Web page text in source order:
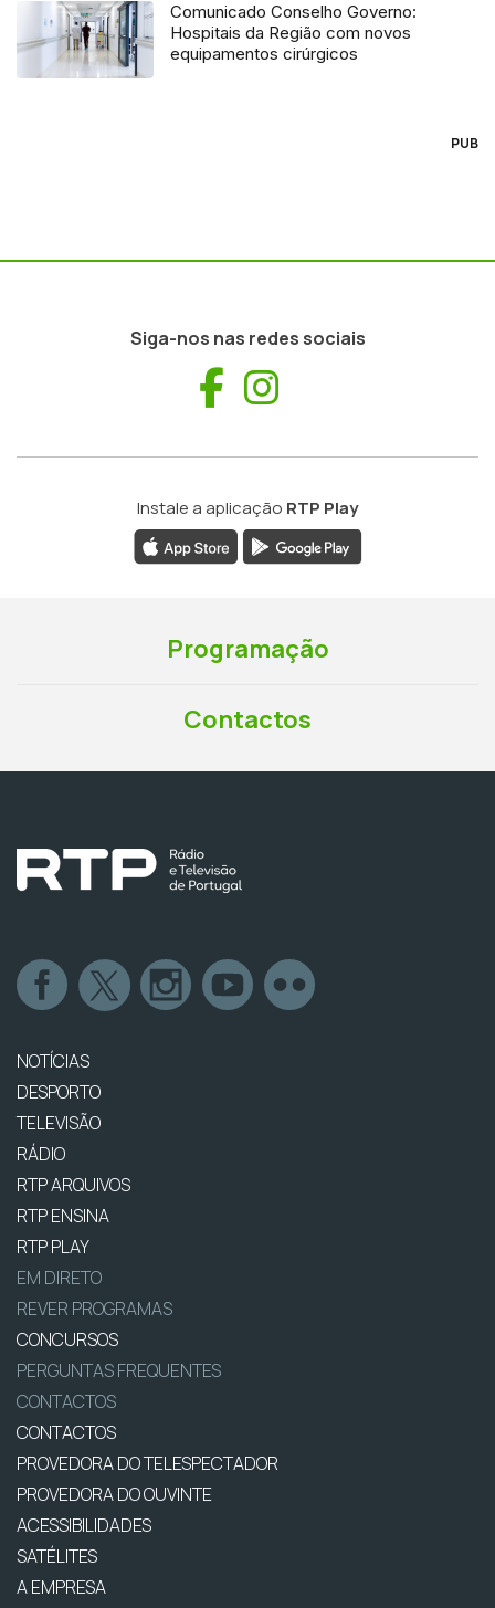
Comunicado Conselho Governo:
Hospitais da Região com novos
equipamentos cirúrgicos
PUB
Siga-nos nas redes sociais
Facebook
Instale a aplicação RTP Play
Programação
Contactos
NOTÍCIAS
DESPORTO
TELEVISÃO
RÁDIO
RTP ARQUIVOS
RTP ENSINA
RTP PLAY
EM DIRETO
REVER PROGRAMAS
CONCURSOS
PERGUNTAS FREQUENTES
CONTACTOS
CONTACTOS
PROVEDORA DO TELESPECTADOR
PROVEDORA DO OUVINTE
ACESSIBILIDADES
SATÉLITES
A EMPRESA